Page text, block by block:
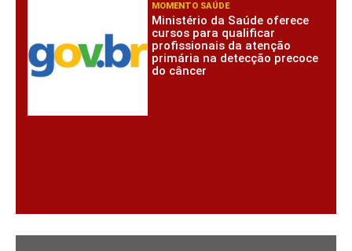
MOMENTO SAÚDE
Ministério da Saúde oferece
cursos para qualificar
profissionais da atenção
primária na detecção precoce
do câncer